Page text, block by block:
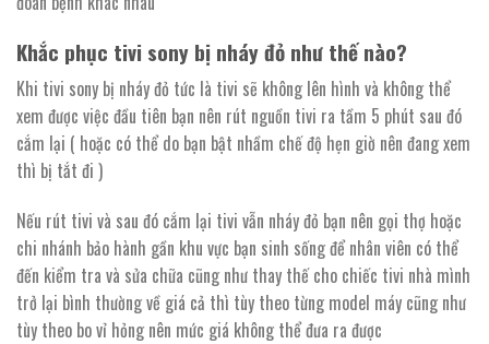
Khắc phục tivi sony bị nháy đỏ như thế nào?
Khi tivi sony bị nháy đỏ tức là tivi sẽ không lên hình và không thể
xem được việc đầu tiên bạn nên rút nguồn tivi ra tầm 5 phút sau đó
cắm lại ( hoặc có thể do bạn bật nhầm chế độ hẹn giờ nên đang xem
thì bị tắt đi )
Nếu rút tivi và sau đó cắm lại tivi vẫn nháy đỏ bạn nên gọi thợ hoặc
chi nhánh bảo hành gần khu vực bạn sinh sống để nhân viên có thể
đến kiểm tra và sửa chữa cũng như thay thế cho chiếc tivi nhà mình
trở lại bình thường về giá cả thì tùy theo từng model máy cũng như
tùy theo bo vỉ hỏng nên mức giá không thể đưa ra được